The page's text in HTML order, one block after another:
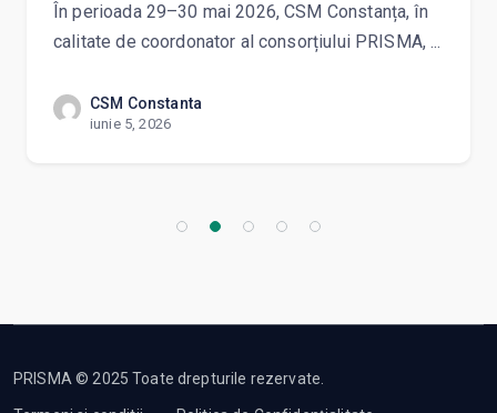
În perioada 29–30 mai 2026, CSM Constanța, în
calitate de coordonator al consorțiului PRISMA, ...
CSM Constanta
iunie 5, 2026
PRISMA © 2025 Toate drepturile rezervate.